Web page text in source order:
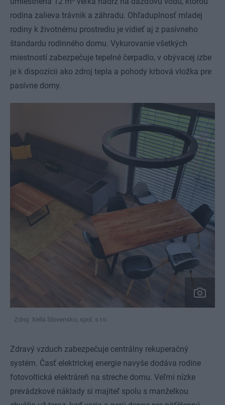
rodina zalieva trávnik a záhradu. Ohľaduplnosť mladej
rodiny k životnému prostrediu je vidieť aj z pasívneho
štandardu rodinného domu. Vykurovanie všetkých
miestností zabezpečuje tepelné čerpadlo, v obývacej izbe
je k dispozícii ako zdroj tepla a pohody krbová vložka pre
pasívne domy.
Zdroj: Xella Slovensko, spol. s r.o.
Zdravý vzduch zabezpečuje centrálny rekuperačný
systém. Časť elektrickej energie navyše dodáva rodine
fotovoltická elektráreň na streche domu. Veľmi nízke
prevádzkové náklady si majiteľ spolu s manželkou